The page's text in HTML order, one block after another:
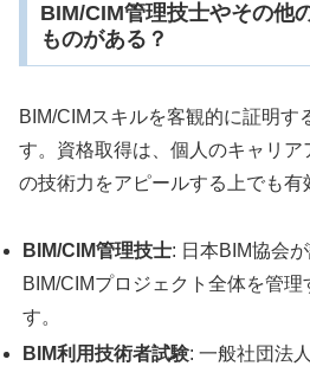
BIM/CIM管理技士やその他
ものがある？
BIM/CIMスキルを客観的に証明す
す。資格取得は、個人のキャリ
の技術力をアピールする上でも有
BIM/CIM管理技士: 日本BIM協会
BIM/CIMプロジェクト全体を管理
す。
BIM利用技術者試験: 一般社団法